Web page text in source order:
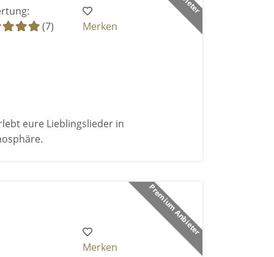
(7)
Merken
eure Lieblingslieder in
Premium Anbieter
Merken